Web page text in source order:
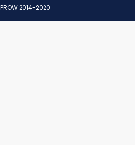
PROW 2014-2020